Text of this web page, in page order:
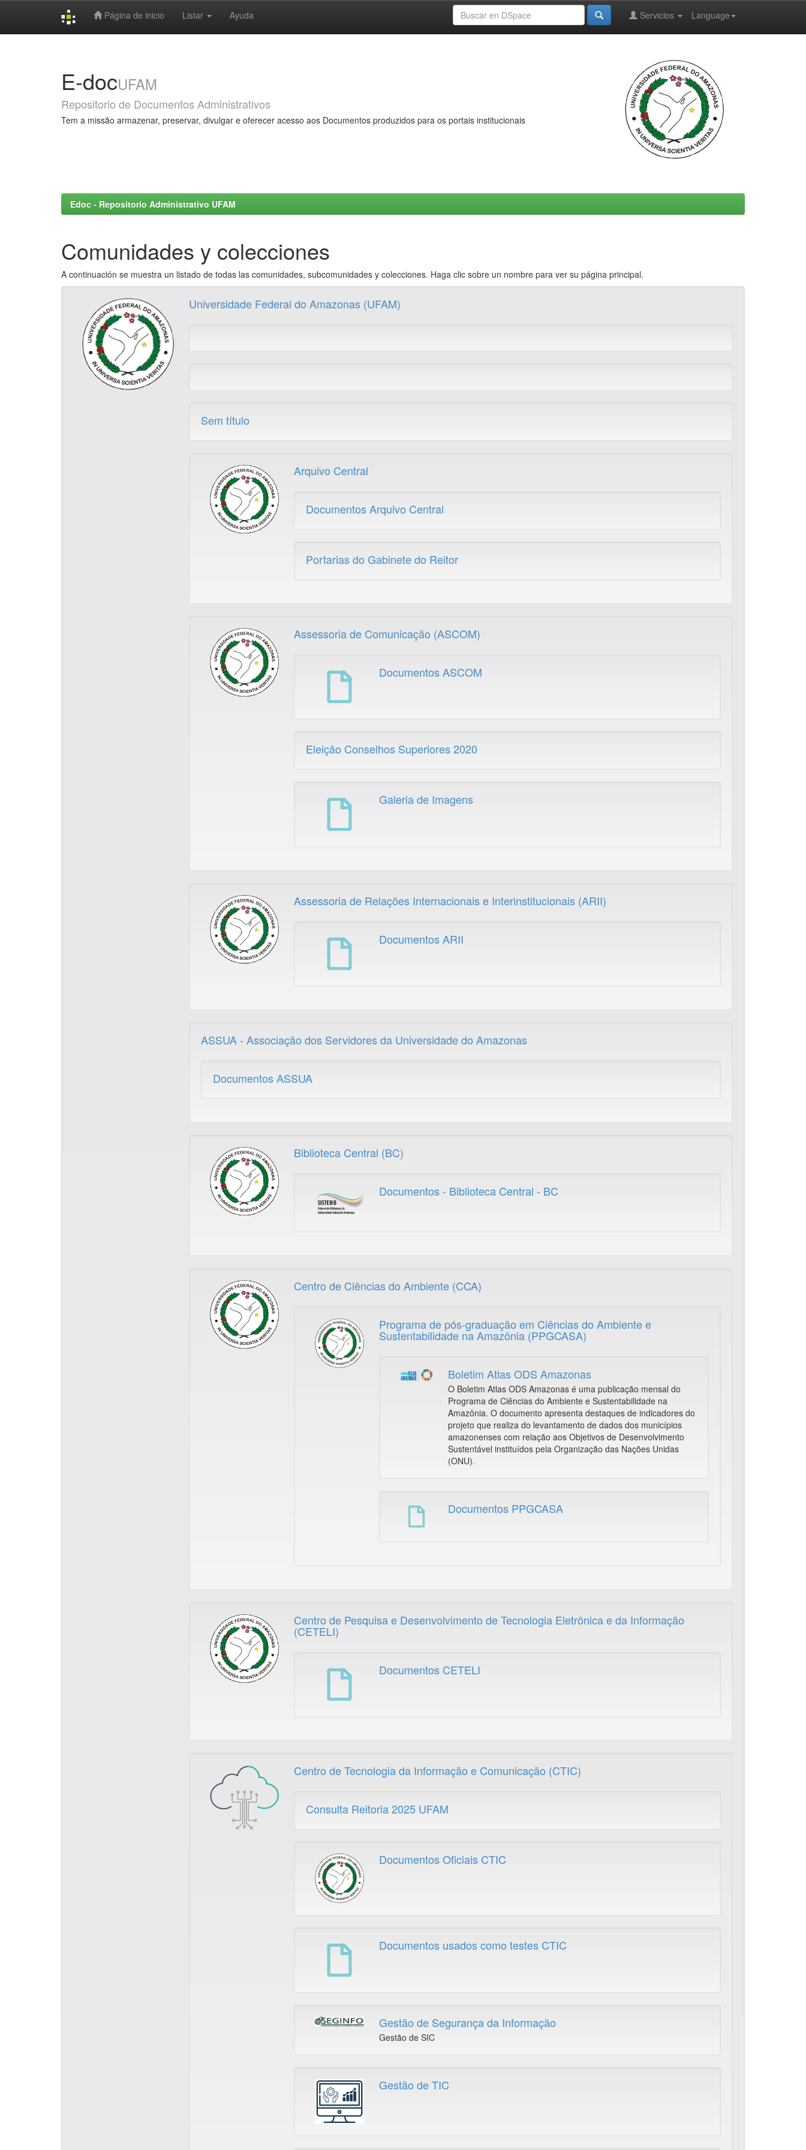
Página de inicio Listar Ayuda Language
Servicios
E-docUFAM
Repositorio de Documentos Administrativos
Tem a missão armazenar, preservar, divulgar e oferecer acesso aos Documentos produzidos para os portais institucionais
Edoc - Repositorio Administrativo UFAM
Comunidades y colecciones
A continuación se muestra un listado de todas las comunidades, subcomunidades y colecciones. Haga clic sobre un nombre para ver su página principal.
Universidade Federal do Amazonas (UFAM)
Sem título
Arquivo Central
Documentos Arquivo Central
Portarias do Gabinete do Reitor
Assessoria de Comunicação (ASCOM)
Documentos ASCOM
Eleição Conselhos Superiores 2020
Galeria de Imagens
Assessoria de Relações Internacionais e Interinstitucionais (ARII)
Documentos ARII
ASSUA - Associação dos Servidores da Universidade do Amazonas
Documentos ASSUA
Biblioteca Central (BC)
Documentos - Biblioteca Central - BC
Centro de Ciências do Ambiente (CCA)
Programa de pós-graduação em Ciências do Ambiente e
Sustentabilidade na Amazônia (PPGCASA)
Boletim Atlas ODS Amazonas
O Boletim Atlas ODS Amazonas é uma publicação mensal do
Programa de Ciências do Ambiente e Sustentabilidade na
Amazônia. O documento apresenta destaques de indicadores do
projeto que realiza do levantamento de dados dos municípios
amazonenses com relação aos Objetivos de Desenvolvimento
Sustentável instituídos pela Organização das Nações Unidas
(ONU).
Documentos PPGCASA
Centro de Pesquisa e Desenvolvimento de Tecnologia Eletrônica e da Informação
(CETELI)
Documentos CETELI
Centro de Tecnologia da Informação e Comunicação (CTIC)
Consulta Reitoria 2025 UFAM
Documentos Oficiais CTIC
Documentos usados como testes CTIC
Gestão de Segurança da Informação
Gestão de SIC
Gestão de TIC